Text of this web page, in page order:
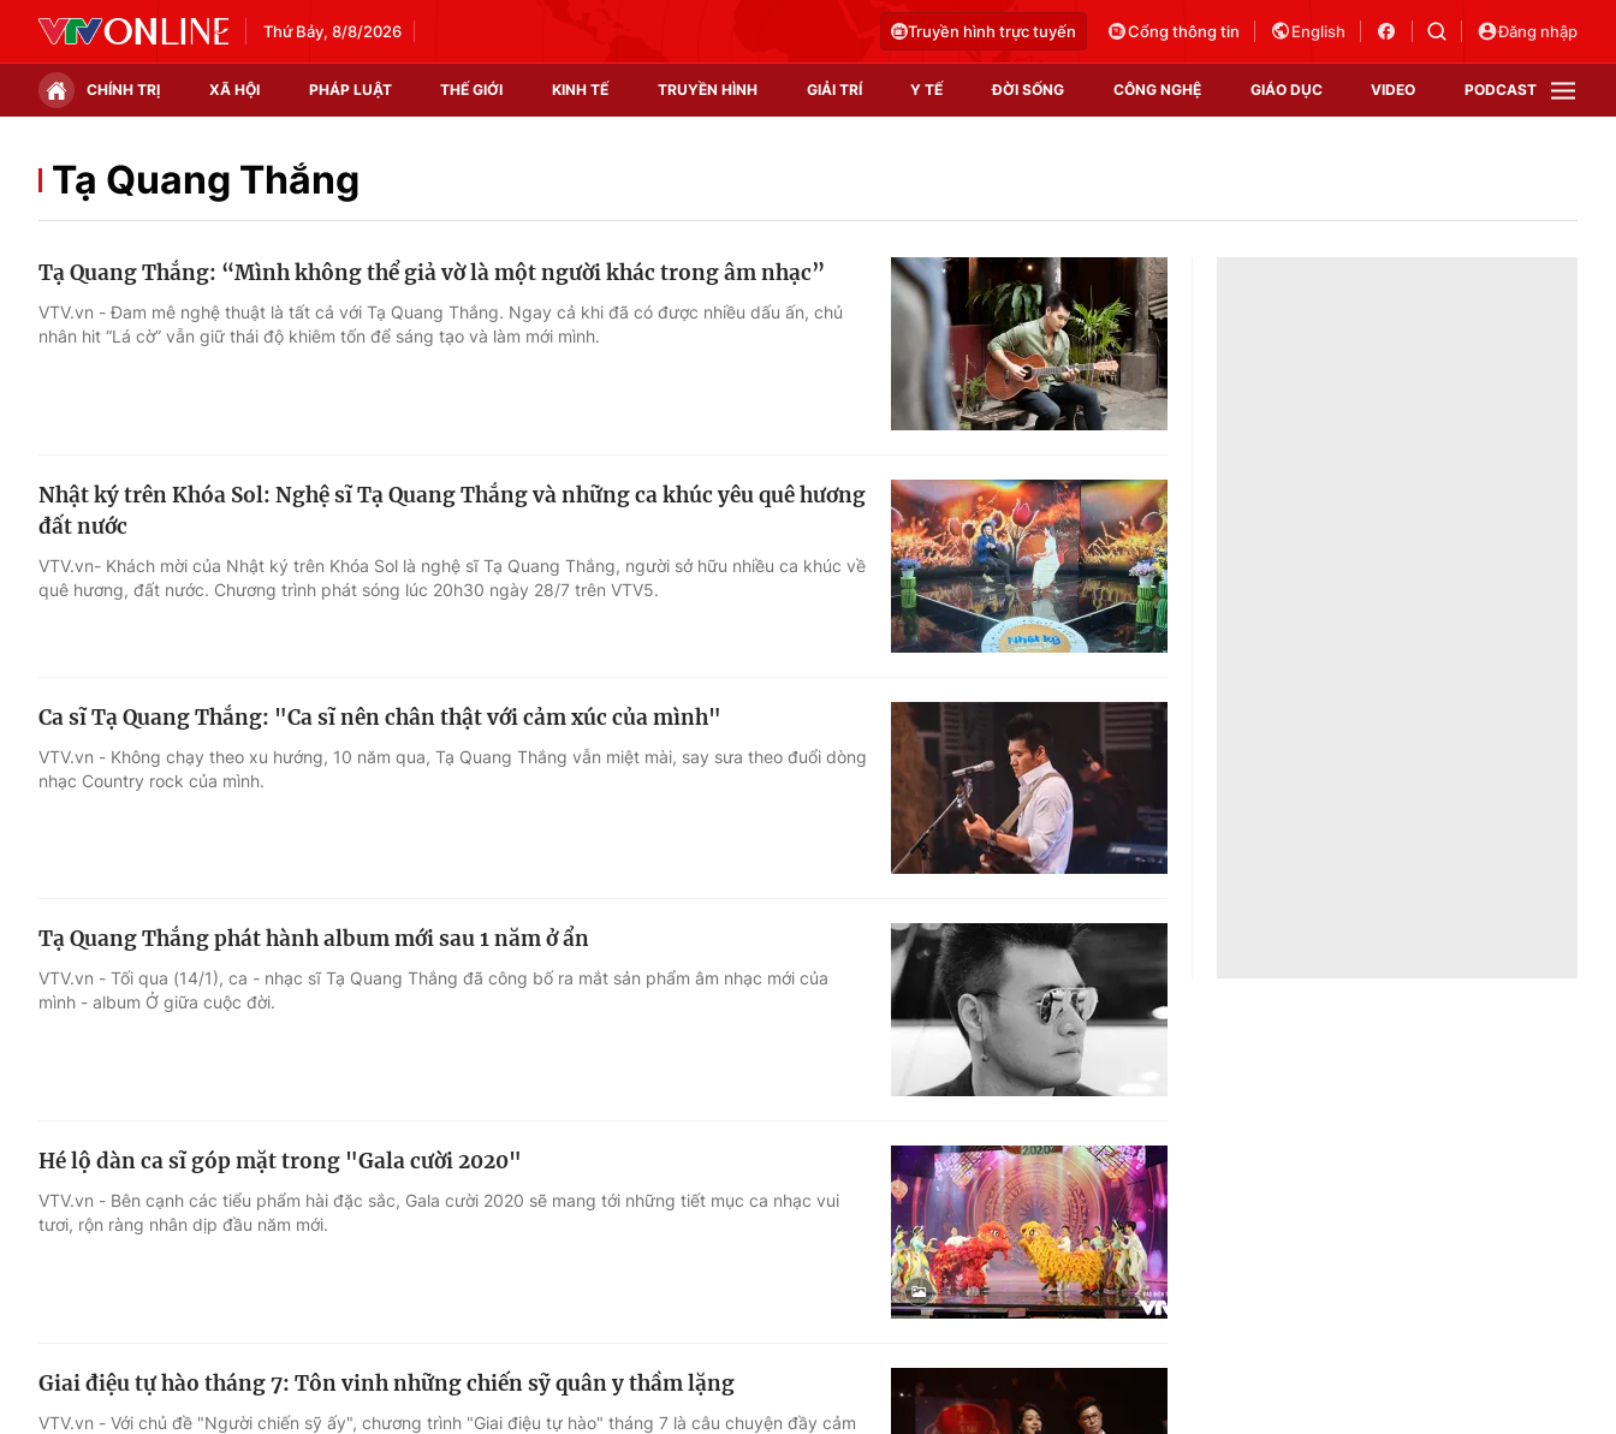
Thứ Bảy, 8/8/2026 Truyền hình trực tuyến Cổng thông tin English Đăng nhập
CHÍNH TRỊ XÃ HỘI PHÁP LUẬT THẾ GIỚI KINH TẾ TRUYỀN HÌNH GIẢI TRÍ Y TẾ ĐỜI SỐNG CÔNG NGHỆ GIÁO DỤC VIDEO PODCAST
Chính trị
Thế giới đó đây
Thị trường
Video
Shorts video
Podcast
EMagazine
Photo
Infographic
Góc ảnh
Điện ảnh
Âm nhạc
Sao
Du lịch
Làm đẹp
Tuyển sinh
Học trực tuyến
Công nghệ
Hitech Công nghệ tương lai
Sản phẩm
Thị trường
Tư vấn
VTV Sức khoẻ
Tạ Quang Thắng
Tạ Quang Thắng: “Mình không thể giả vờ là một người khác trong âm nhạc”
VTV.vn - Đam mê nghệ thuật là tất cả với Tạ Quang Thắng. Ngay cả khi đã có được nhiều dấu ấn, chủ
nhân hit “Lá cờ” vẫn giữ thái độ khiêm tốn để sáng tạo và làm mới mình.
Nhật ký trên Khóa Sol: Nghệ sĩ Tạ Quang Thắng và những ca khúc yêu quê hương
đất nước
VTV.vn- Khách mời của Nhật ký trên Khóa Sol là nghệ sĩ Tạ Quang Thắng, người sở hữu nhiều ca khúc về
quê hương, đất nước. Chương trình phát sóng lúc 20h30 ngày 28/7 trên VTV5.
Ca sĩ Tạ Quang Thắng: "Ca sĩ nên chân thật với cảm xúc của mình"
VTV.vn - Không chạy theo xu hướng, 10 năm qua, Tạ Quang Thắng vẫn miệt mài, say sưa theo đuổi dòng
nhạc Country rock của mình.
Tạ Quang Thắng phát hành album mới sau 1 năm ở ẩn
VTV.vn - Tối qua (14/1), ca - nhạc sĩ Tạ Quang Thắng đã công bố ra mắt sản phẩm âm nhạc mới của
mình - album Ở giữa cuộc đời.
Hé lộ dàn ca sĩ góp mặt trong "Gala cười 2020"
VTV.vn - Bên cạnh các tiểu phẩm hài đặc sắc, Gala cười 2020 sẽ mang tới những tiết mục ca nhạc vui
tươi, rộn ràng nhân dịp đầu năm mới.
Giai điệu tự hào tháng 7: Tôn vinh những chiến sỹ quân y thầm lặng
VTV.vn - Với chủ đề "Người chiến sỹ ấy", chương trình "Giai điệu tự hào" tháng 7 là câu chuyện đầy cảm